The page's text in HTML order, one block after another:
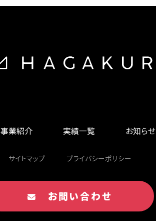
事業紹介 実績一覧 お知らせ
サイトマップ プライバシーポリシー
お問い合わせ